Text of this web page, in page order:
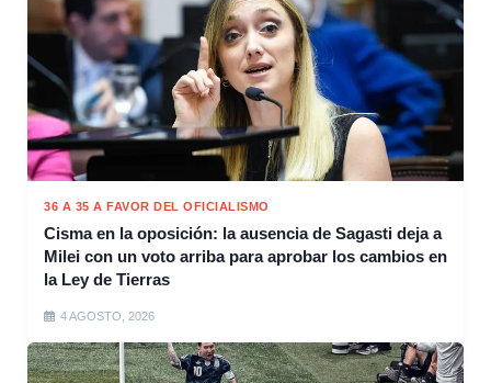
36 A 35 A FAVOR DEL OFICIALISMO
Cisma en la oposición: la ausencia de Sagasti deja a
Milei con un voto arriba para aprobar los cambios en
la Ley de Tierras
4 AGOSTO, 2026